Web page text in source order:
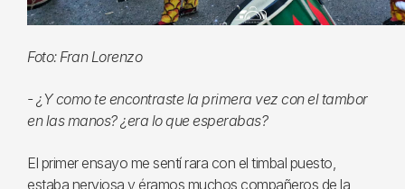
Foto: Fran Lorenzo
- ¿Y como te encontraste la primera vez con el tambor
en las manos? ¿era lo que esperabas?
El primer ensayo me sentí rara con el timbal puesto,
estaba nerviosa y éramos muchos compañeros de la